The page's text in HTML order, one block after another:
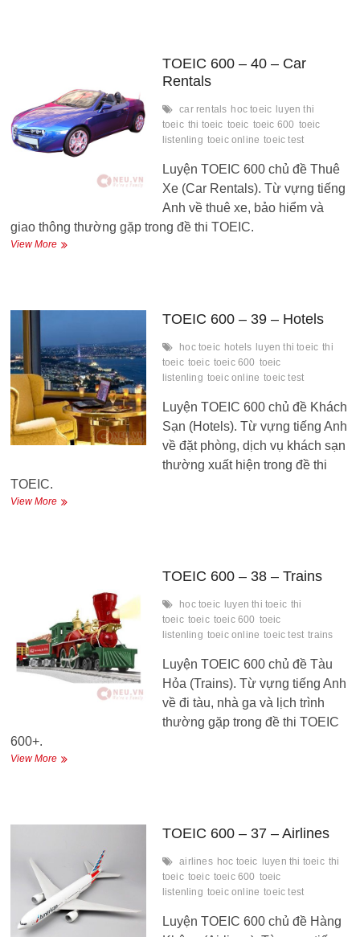
TOEIC 600 – 40 – Car
Rentals
car rentals hoc toeic luyen thi
toeic thi toeic toeic toeic 600 toeic
listenling toeic online toeic test
Luyện TOEIC 600 chủ đề Thuê
Xe (Car Rentals). Từ vựng tiếng
Anh về thuê xe, bảo hiểm và
giao thông thường gặp trong đề thi TOEIC.
View MoreTOEIC
TOEIC 600 – 39 – Hotels
hoc toeic hotels luyen thi toeic thi
toeic toeic toeic 600 toeic
listenling toeic online toeic test
Luyện TOEIC 600 chủ đề Khách
Sạn (Hotels). Từ vựng tiếng Anh
về đặt phòng, dịch vụ khách sạn
thường xuất hiện trong đề thi
TOEIC.
View MoreTOEIC
TOEIC 600 – 38 – Trains
hoc toeic luyen thi toeic thi
toeic toeic toeic 600 toeic
listenling toeic online toeic test trains
Luyện TOEIC 600 chủ đề Tàu
Hỏa (Trains). Từ vựng tiếng Anh
về đi tàu, nhà ga và lịch trình
thường gặp trong đề thi TOEIC
600+.
View MoreTOEIC
TOEIC 600 – 37 – Airlines
airlines hoc toeic luyen thi toeic thi
toeic toeic toeic 600 toeic
listenling toeic online toeic test
Luyện TOEIC 600 chủ đề Hàng